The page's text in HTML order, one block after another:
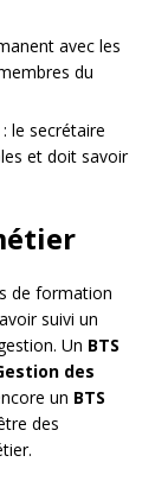
avec les
du
le secrétaire
et doit savoir
de formation
suivi un
Un BTS
des
un BTS
des